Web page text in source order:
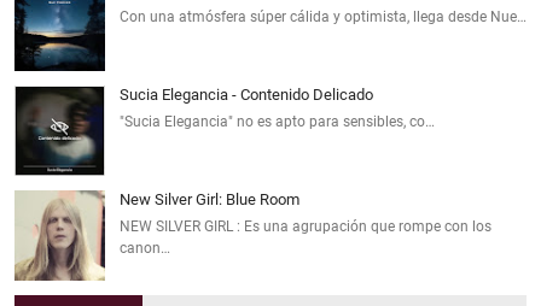
Con una atmósfera súper cálida y optimista, llega desde Nue…
Sucia Elegancia - Contenido Delicado
"Sucia Elegancia" no es apto para sensibles, co…
New Silver Girl: Blue Room
NEW SILVER GIRL : Es una agrupación que rompe con los
canon…